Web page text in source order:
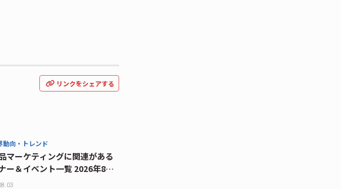
リンクをシェアする
動向・トレンド
マーケティングに関連がある
ー＆イベント一覧 2026年8
編